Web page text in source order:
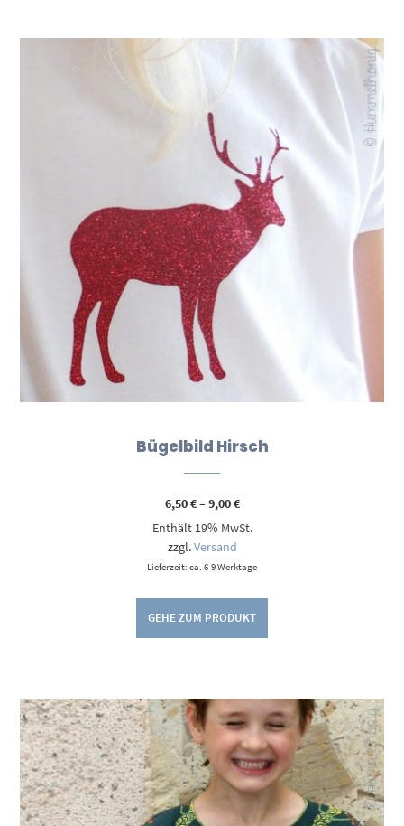
Bügelbild Hirsch
6,50€–9,00€Preisspanne:
bis
Enthält 19% MwSt.
zzgl.Versand
Lieferzeit: ca. 6-9 Werktage
GEHE ZUM PRODUKT